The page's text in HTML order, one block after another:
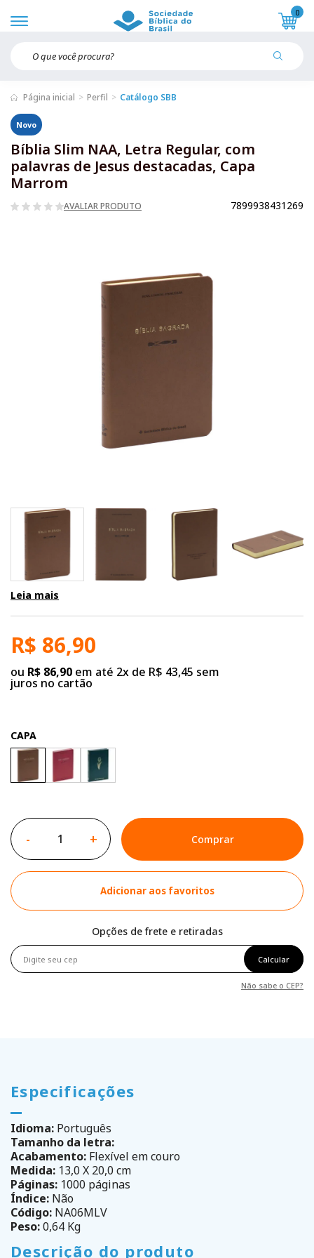
0
Página inicial Perfil Catálogo SBB
Novo
Bíblia Slim NAA, Letra Regular, com
palavras de Jesus destacadas, Capa
Marrom
AVALIAR PRODUTO 7899938431269
Leia mais
R$ 86,90
ou R$ 86,90 em até 2x de R$ 43,45 sem
juros no cartão
CAPA
- + Comprar
Adicionar aos favoritos
Opções de frete e retiradas
Calcular
Não sabe o CEP?
Especificações
Idioma: Português
Tamanho da letra:
Acabamento: Flexível em couro
Medida: 13,0 X 20,0 cm
Páginas: 1000 páginas
Índice: Não
Código: NA06MLV
Peso:0,64 Kg
Descrição do produto